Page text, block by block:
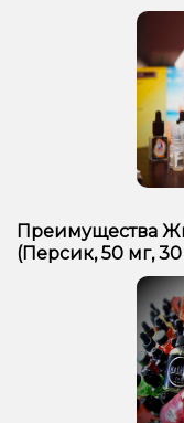
Преимущества
(Персик, 50 мг,